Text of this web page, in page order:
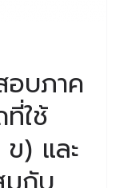
อบภาค
ใช้
) และ